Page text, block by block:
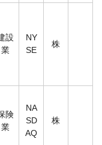
設
業
NY
SE
株
険
業
NA
SD
AQ
株